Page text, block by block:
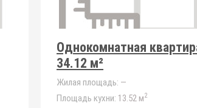
Однокомнатная
34.12 м²
Жилая площадь: —
Площадь кухни: 13.52 м2